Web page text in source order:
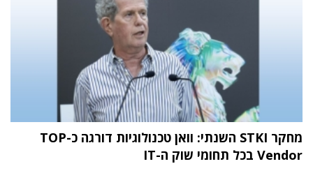
מחקר STKI השנתי: וואן טכנולוגיות דורגה כ-TOP
Vendor בכל תחומי שוק ה-IT